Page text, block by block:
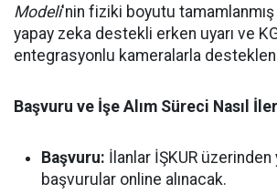
Modeli'nin fiziki boyutu
yapay zeka destekli erken uyarı ve
entegrasyonlu kameralarla
Başvuru ve İşe Alım Süreci Nasıl
Başvuru: İlanlar İŞKUR üzerinden
başvurular online alınacak.